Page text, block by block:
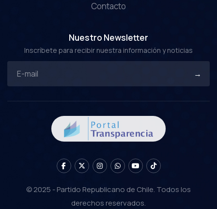
Contacto
Nuestro Newsletter
Inscríbete para recibir nuestra información y noticias
© 2025 - Partido Republicano de Chile. Todos los
derechos reservados.